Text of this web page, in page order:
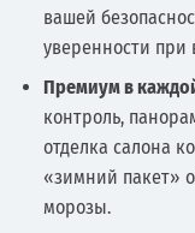
вашей
уверенности при
Премиум в
контроль,
отделка салона
«зимний пакет»
морозы.